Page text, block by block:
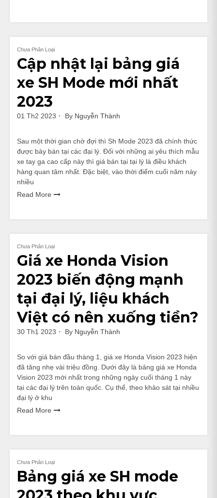
Chưa Phân Loại
Cập nhật lại bảng giá
xe SH Mode mới nhất
2023
01 Th2 2023 By Nguyễn Thành
Sau một thời gian chờ đợi thì Sh Mode 2023 đã chính thức
được bày bán tại các đại lý. Đối với những ai yêu thích mẫu
xe tay ga cao cấp này thì giá bán tại tại lý là điều khách
hàng quan tâm nhất. Đặc biệt, vào thời điểm cuối năm này
nhiều
Read More
Chưa Phân Loại
Giá xe Honda Vision
2023 biến động mạnh
tại đại lý, liệu khách
Việt có nên xuống tiền?
30 Th1 2023 By Nguyễn Thành
So với giá bán đầu tháng 1, giá xe Honda Vision 2023 hiện
đã tăng nhẹ vài triệu đồng. Dưới đây là bảng giá xe Honda
Vision 2023 mới nhất trong những ngày cuối tháng 1 này
tại các đại lý trên toàn quốc. Cụ thể, theo khảo sát tại nhiều
đại lý ở khu
Read More
Chưa Phân Loại
Bảng giá xe SH mode